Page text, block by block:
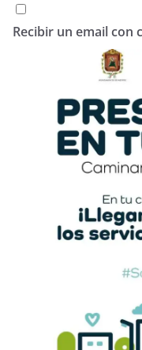
Recibir un email con